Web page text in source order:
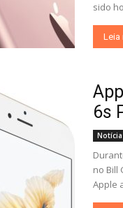
sido
Leia
6s
no Bill
Apple